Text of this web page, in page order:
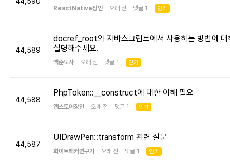
ReactNative장인 오래 전 댓글 1 인기
44,589
docref_root와 자바스크립트에서 사용하는 방법에 대
설명해주세요.
백준도사 오래 전 댓글 1 인기
44,588
PhpToken::__construct에 대한 이해 필요
앱스토어장인 오래 전 댓글 1 인기
44,587
UIDrawPen::transform 관련 질문
화이트해커연구가 오래 전 댓글 1 인기